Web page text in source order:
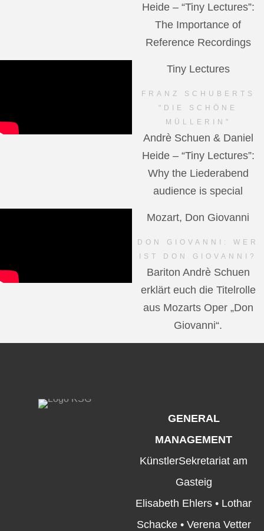
Heide – “Tiny Lectures”:
The Importance of
Reference Recordings
Tiny Lectures
FRANZ SCHUBERTS
"DIE SCHÖNE
MÜLLERIN"
Andrè Schuen & Daniel
Heide – “Tiny Lectures”:
Why the Liederabend
audience is special
Mozart, Don Giovanni
DON GIOVANNI: WER
IST DON GIOVANNI?
Bariton Andrè Schuen
erklärt euch die Titelrolle
aus Mozarts Oper „Don
Giovanni“.
GENERAL
MANAGEMENT
KünstlerSekretariat am
Gasteig
Elisabeth Ehlers • Lothar
Schacke • Verena Vetter